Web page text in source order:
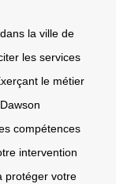
la ville de
les services
le métier
compétences
intervention
protéger votre